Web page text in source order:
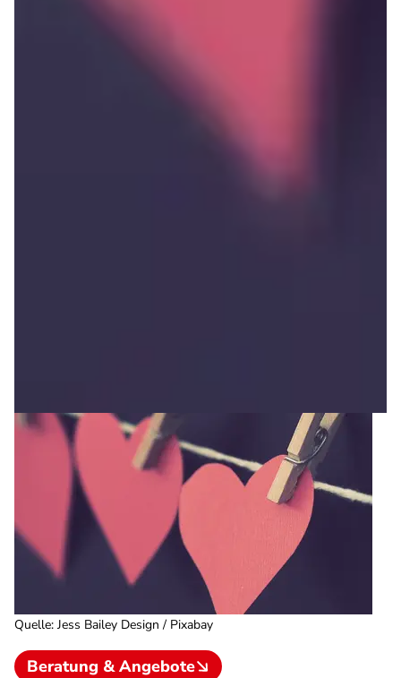
Quelle: Jess Bailey Design / Pixabay
Beratung & Angebote